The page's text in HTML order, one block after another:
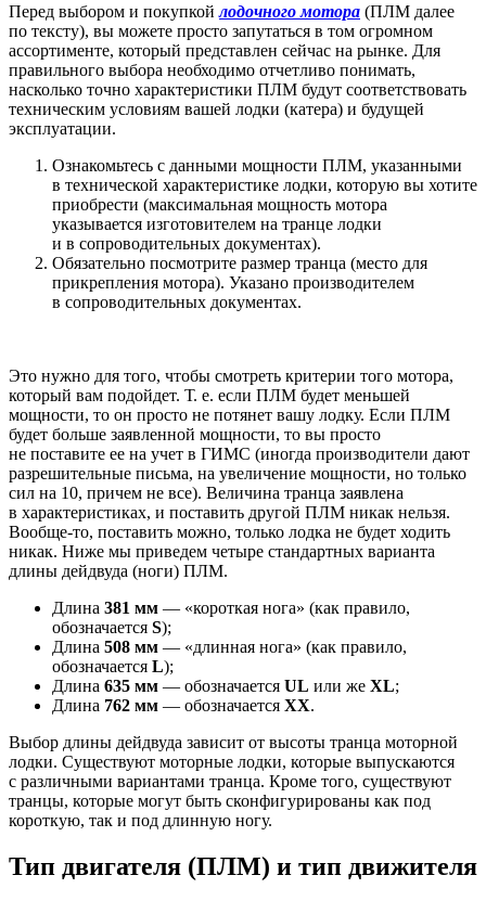
Перед выбором и покупкойлодочного мотора (ПЛМ далее
по тексту), вы можете просто запутаться в том огромном
ассортименте, который представлен сейчас на рынке. Для
правильного выбора необходимо отчетливо понимать,
насколько точно характеристики ПЛМ будут соответствовать
техническим условиям вашей лодки (катера) и будущей
эксплуатации.
Ознакомьтесь с данными мощности ПЛМ, указанными
в технической характеристике лодки, которую вы хотите
приобрести (максимальная мощность мотора
указывается изготовителем на транце лодки
и в сопроводительных документах).
Обязательно посмотрите размер транца (место для
прикрепления мотора). Указано производителем
в сопроводительных документах.
Это нужно для того, чтобы смотреть критерии того мотора,
который вам подойдет. Т. е. если ПЛМ будет меньшей
мощности, то он просто не потянет вашу лодку. Если ПЛМ
будет больше заявленной мощности, то вы просто
не поставите ее на учет в ГИМС (иногда производители дают
разрешительные письма, на увеличение мощности, но только
сил на 10, причем не все). Величина транца заявлена
в характеристиках, и поставить другой ПЛМ никак нельзя.
Вообще-то, поставить можно, только лодка не будет ходить
никак. Ниже мы приведем четыре стандартных варианта
длины дейдвуда (ноги) ПЛМ.
Длина 381 мм — «короткая нога» (как правило,
обозначается S);
Длина 508 мм — «длинная нога» (как правило,
обозначается L);
Длина 635 мм — обозначается UL или же XL;
Длина 762 мм — обозначается XX.
Выбор длины дейдвуда зависит от высоты транца моторной
лодки. Существуют моторные лодки, которые выпускаются
с различными вариантами транца. Кроме того, существуют
транцы, которые могут быть сконфигурированы как под
короткую, так и под длинную ногу.
Тип двигателя (ПЛМ) и тип движителя